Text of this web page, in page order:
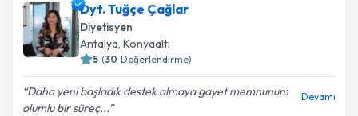
Dyt. Tuğçe Çağlar
Diyetisyen
Antalya, Konyaaltı
5 (30 Değerlendirme)
Daha yeni başladık destek almaya gayet memnunum
olumlu bir süreç...
Devamı